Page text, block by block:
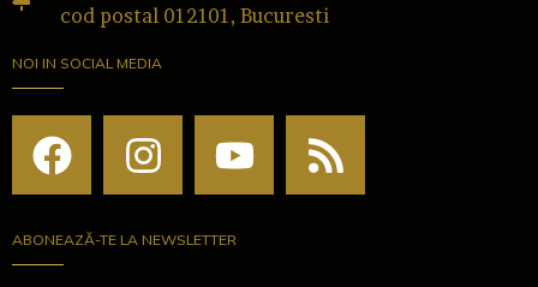
cod postal 012101, Bucuresti
NOI IN SOCIAL MEDIA
ABONEAZĂ-TE LA NEWSLETTER